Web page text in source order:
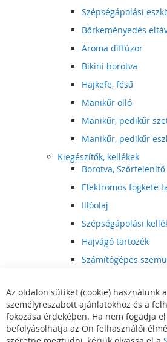
Szépségápolási
Bőrkeményedés
Aroma diffúzor
Bikini borotva
Hajkefe, fésű
Manikűr olló
Manikűr, pedikűr
Manikűr, pedikűr
Kiegészítők, kellékek
Borotva,
Elektromos fogkefe
Illóolaj
Szépségápolási
Hajvágó tartozék
Számítógépes
Hajvágó kiegészítő
Szórakoztató elektronika
Multimédia
DVD, BluRay lejátszó
Az oldalon sütiket (cookie) használunk
személyreszabott ajánlatokhoz és a
fokozása érdekében. Ha nem fogadja
befolyásolhatja az Ön felhasználói